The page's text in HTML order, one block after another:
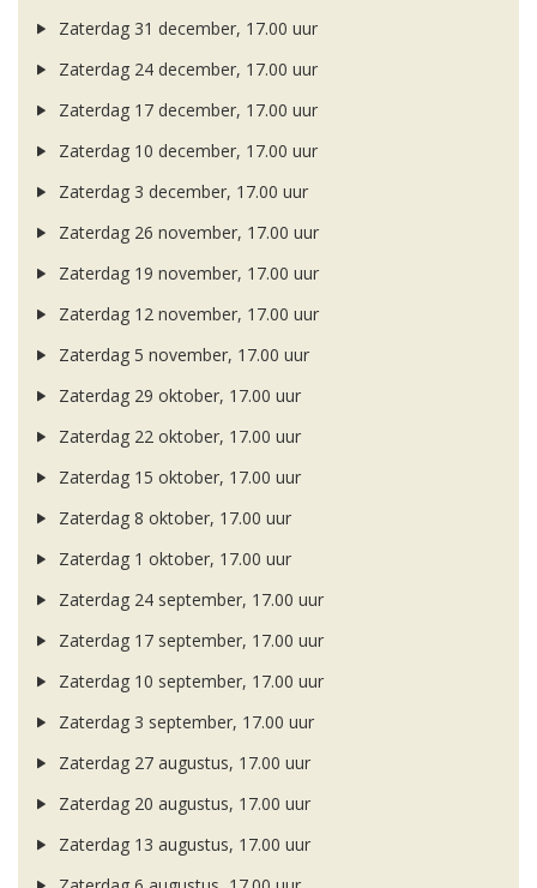
Zaterdag 31 december, 17.00 uur
Zaterdag 24 december, 17.00 uur
Zaterdag 17 december, 17.00 uur
Zaterdag 10 december, 17.00 uur
Zaterdag 3 december, 17.00 uur
Zaterdag 26 november, 17.00 uur
Zaterdag 19 november, 17.00 uur
Zaterdag 12 november, 17.00 uur
Zaterdag 5 november, 17.00 uur
Zaterdag 29 oktober, 17.00 uur
Zaterdag 22 oktober, 17.00 uur
Zaterdag 15 oktober, 17.00 uur
Zaterdag 8 oktober, 17.00 uur
Zaterdag 1 oktober, 17.00 uur
Zaterdag 24 september, 17.00 uur
Zaterdag 17 september, 17.00 uur
Zaterdag 10 september, 17.00 uur
Zaterdag 3 september, 17.00 uur
Zaterdag 27 augustus, 17.00 uur
Zaterdag 20 augustus, 17.00 uur
Zaterdag 13 augustus, 17.00 uur